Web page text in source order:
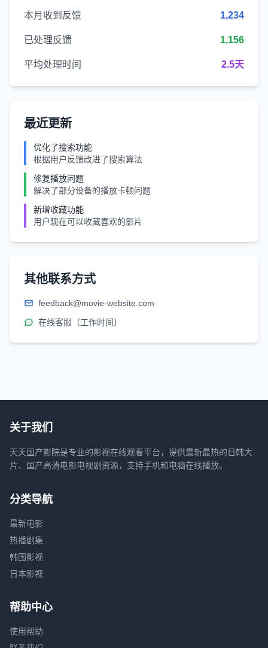
本月收到反馈 1,234
已处理反馈 1,156
平均处理时间 2.5天
最近更新
优化了搜索功能
根据用户反馈改进了搜索算法
修复播放问题
解决了部分设备的播放卡顿问题
新增收藏功能
用户现在可以收藏喜欢的影片
其他联系方式
feedback@movie-website.com
在线客服（工作时间）
关于我们
天天国产影院是专业的影视在线观看平台，提供最新最热的日韩大
片、国产高清电影电视剧资源，支持手机和电脑在线播放。
分类导航
最新电影
热播剧集
韩国影视
日本影视
帮助中心
使用帮助